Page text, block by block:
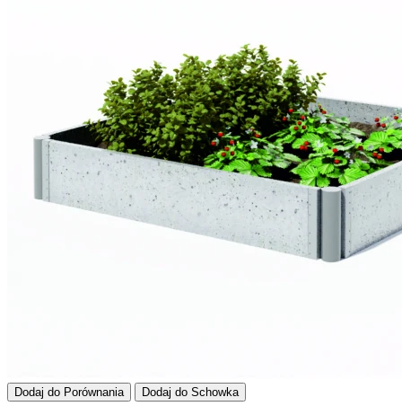
Dodaj do Porównania Dodaj do Schowka